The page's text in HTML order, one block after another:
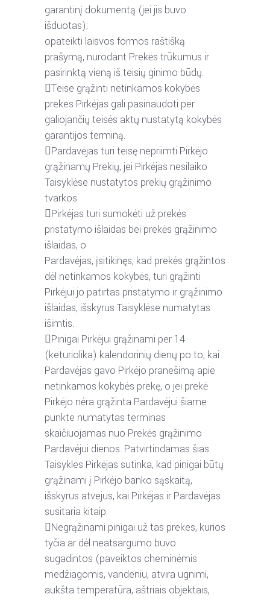
garantinį dokumentą (jei jis buvo
išduotas);
opateikti laisvos formos raštišką
prašymą, nurodant Prekės trūkumus ir
pasirinktą vieną iš teisių ginimo būdų.
Teise grąžinti netinkamos kokybės
prekes Pirkėjas gali pasinaudoti per
galiojančių teisės aktų nustatytą kokybės
garantijos terminą.
Pardavėjas turi teisę nepriimti Pirkėjo
grąžinamų Prekių, jei Pirkėjas nesilaiko
Taisyklėse nustatytos prekių grąžinimo
tvarkos.
Pirkėjas turi sumokėti už prekės
pristatymo išlaidas bei prekės grąžinimo
išlaidas, o
Pardavėjas, įsitikinęs, kad prekės grąžintos
dėl netinkamos kokybės, turi grąžinti
Pirkėjui jo patirtas pristatymo ir grąžinimo
išlaidas, išskyrus Taisyklėse numatytas
išimtis.
Pinigai Pirkėjui grąžinami per 14
(keturiolika) kalendorinių dienų po to, kai
Pardavėjas gavo Pirkėjo pranešimą apie
netinkamos kokybės prekę, o jei prekė
Pirkėjo nėra grąžinta Pardavėjui šiame
punkte numatytas terminas
skaičiuojamas nuo Prekės grąžinimo
Pardavėjui dienos. Patvirtindamas šias
Taisykles Pirkėjas sutinka, kad pinigai būtų
grąžinami į Pirkėjo banko sąskaitą,
išskyrus atvejus, kai Pirkėjas ir Pardavėjas
susitaria kitaip.
Negrąžinami pinigai užtas prekes, kurios
tyčia ar dėl neatsargumo buvo
sugadintos (paveiktos cheminėmis
medžiagomis, vandeniu, atvira ugnimi,
aukšta temperatūra, aštriais objektais,